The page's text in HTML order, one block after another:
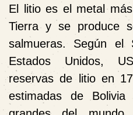
El litio es el metal
Tierra y se produce
salmueras. Según el
Estados Unidos,
reservas de litio en
estimadas de